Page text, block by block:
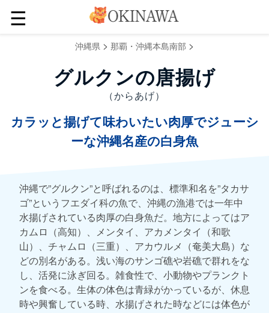
☰
沖縄県 > 那覇・沖縄本島南部 >
グルクンの唐揚げ
（からあげ）
カラッと揚げて味わいたい肉厚でジューシ
ーな沖縄名産の白身魚
沖縄で”グルクン”と呼ばれるのは、標準和名を”タカサ
ゴ”というフエダイ科の魚で、沖縄の漁港では一年中
水揚げされている肉厚の白身魚だ。地方によってはア
カムロ（高知）、メンタイ、アカメンタイ（和歌
山）、チャムロ（三重）、アカウルメ（奄美大島）な
どの別名がある。浅い海のサンゴ礁や岩礁で群れをな
し、活発に泳ぎ回る。雑食性で、小動物やプランクト
ンを食べる。生体の体色は青緑がかっているが、休息
時や興奮している時、水揚げされた時などには体色が